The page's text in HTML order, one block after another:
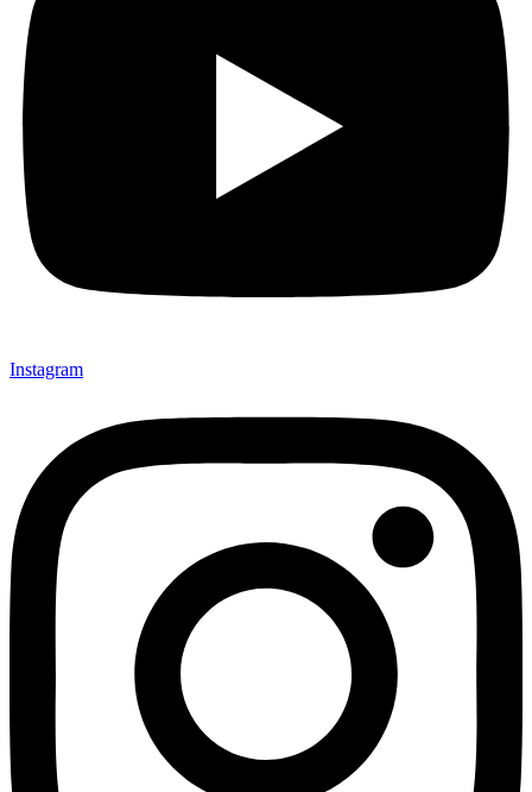
Instagram